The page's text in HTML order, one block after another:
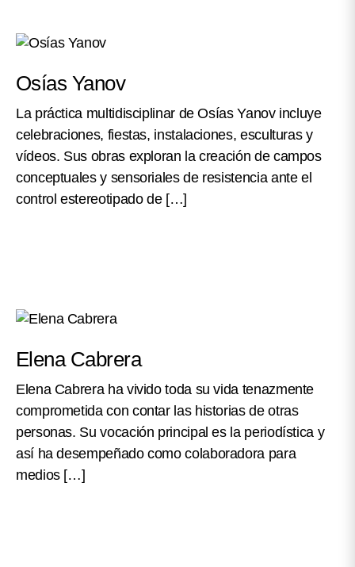
Osías Yanov
La práctica multidisciplinar de Osías Yanov incluye
celebraciones, fiestas, instalaciones, esculturas y
vídeos. Sus obras exploran la creación de campos
conceptuales y sensoriales de resistencia ante el
control estereotipado de […]
Elena Cabrera
Elena Cabrera ha vivido toda su vida tenazmente
comprometida con contar las historias de otras
personas. Su vocación principal es la periodística y
así ha desempeñado como colaboradora para
medios […]